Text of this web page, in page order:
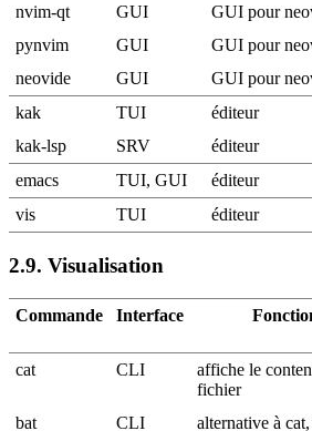
nvim-qt
GUI GUI pour
pynvim
GUI GUI pour
neovide
GUI GUI pour
kak
TUI éditeur
kak-lsp
SRV éditeur
emacs
TUI, GUI éditeur
vis
TUI éditeur
2.9. Visualisation
Commande Interface
cat
CLI
affiche le
fichier
bat CLI alternative à